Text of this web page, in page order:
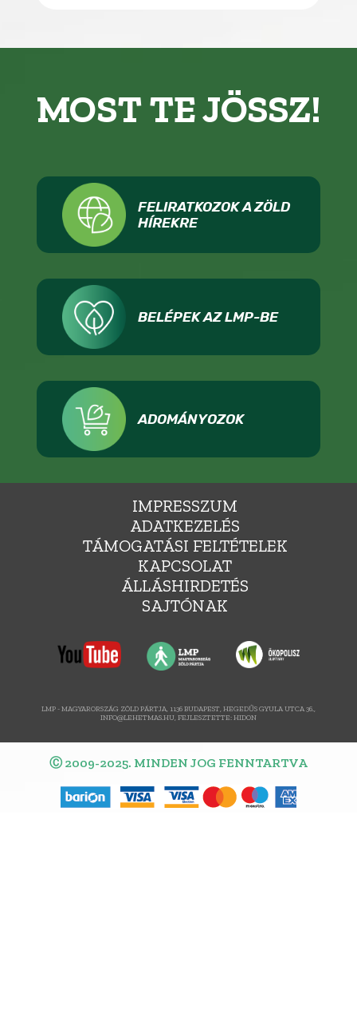
MOST TE JÖSSZ!
FELIRATKOZOK A ZÖLD
HÍREKRE
BELÉPEK AZ LMP-BE
ADOMÁNYOZOK
IMPRESSZUM
ADATKEZELÉS
TÁMOGATÁSI FELTÉTELEK
KAPCSOLAT
ÁLLÁSHIRDETÉS
SAJTÓNAK
LMP - MAGYARORSZÁG ZÖLD PÁRTJA, 1136 BUDAPEST, HEGEDŰS GYULA UTCA 36.,
INFO@LEHETMAS.HU, FEJLESZTETTE:HIDON
Ⓒ 2009-2025. MINDEN JOG FENNTARTVA